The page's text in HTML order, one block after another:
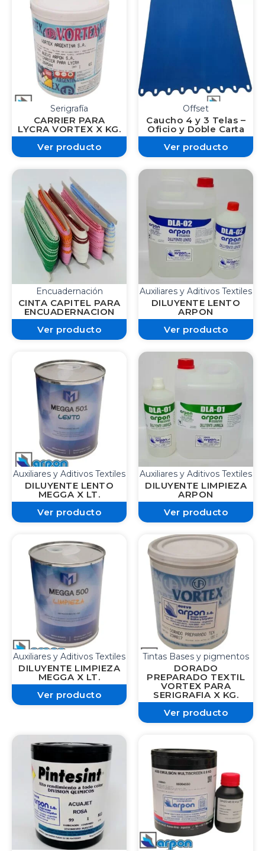
Serigrafía
CARRIER PARA
LYCRA VORTEX X KG.
Ver producto
Offset
Caucho 4 y 3 Telas –
Oficio y Doble Carta
Ver producto
Encuadernación
CINTA CAPITEL PARA
ENCUADERNACION
Ver producto
Auxiliares y Aditivos Textiles
DILUYENTE LENTO
ARPON
Ver producto
Auxiliares y Aditivos Textiles
DILUYENTE LENTO
MEGGA X LT.
Ver producto
Auxiliares y Aditivos Textiles
DILUYENTE LIMPIEZA
ARPON
Ver producto
Auxiliares y Aditivos Textiles
DILUYENTE LIMPIEZA
MEGGA X LT.
Ver producto
Tintas Bases y pigmentos
DORADO
PREPARADO TEXTIL
VORTEX PARA
SERIGRAFIA X KG.
Ver producto